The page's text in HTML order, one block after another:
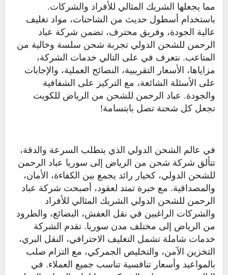
مما يجعلها الشريك المثالي للأفراد والشركات.
باستخدام أسطول حديث من الشاحنات، مواد تغليف
عالية الجودة، وفريق محترف، تضمن شركة عباد
الرحمن للشحن الدولي تجربة شحن سلسة وخالية من
المتاعب. نتعرف في على التالي خدمات الشركة،
مزاياها، الأسعار التقريبية، النصائح العملية، والإجابات
على الأسئلة الشائعة، مع التركيز على الشفافية
والجودة. عباد الرحمن للشحن من الرياض للكويت
تجعل كل شحنة تصل بابتسامة!
في عالم الشحن الدولي الذي يتطلب السرعة والدقة،
تتألق شركة شحن من الرياض إلى سوريا عباد الرحمن
للشحن الدولي، كخيار رائد يجمع بين الكفاءة، الأمان،
والمصداقية. مع خبرة تمتد لعقود، أصبحت شركة عباد
الرحمن للشحن الدولي الشريك المثالي للأفراد
والشركات الراغبين في نقل العفش، البضائع، والطرود
من الرياض إلى مختلف مدن سوريا. تقدم الشركة
خدمات شاملة تشمل التغليف الاحترافي، النقل البري،
التخزين الآمن، والتخليص الجمركي، مع التزام صلب
بالمواعيد وأسعار تنافسية تناسب جميع العملاء. في